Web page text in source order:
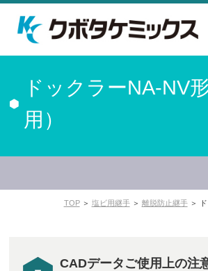
ドックラーNA-NV
用）
TOP＞ 塩ビ用継手＞ 離脱防止継手＞ ド
CADデータご使用上の注